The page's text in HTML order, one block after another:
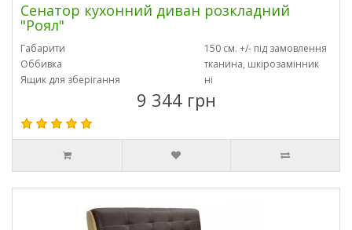
Сенатор кухонний диван розкладний
"Роял"
Габарити
150 см. +/- під замовлення
Оббивка
тканина, шкірозамінник
Ящик для зберігання
ні
9 344 грн